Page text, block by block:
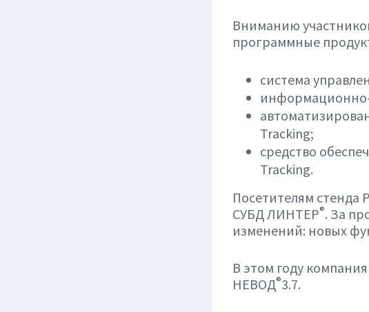
Вниманию
программные
система
Tracking;
средство
Tracking.
Посетителям стенда
СУБД ЛИНТЕР®. За
изменений: новых
В этом году
НЕВОД®3.7.